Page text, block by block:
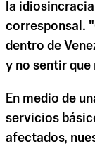
la
corresponsal.
dentro de
y no sentir que
En medio de
servicios
afectados,